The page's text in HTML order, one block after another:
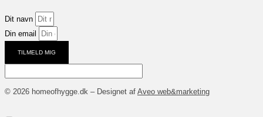
Dit navn
Din email
TILMELD MIG
© 2026 homeofhygge.dk – Designet af Aveo web&marketing